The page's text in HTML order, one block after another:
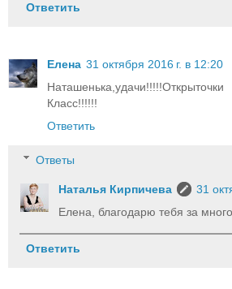
Ответить
Елена 31 октября 2016 г. в 12:20
Класс!!!!!!
Ответить
Ответы
Наталья Кирпичева
31
Елена, благодарю тебя за
Ответить